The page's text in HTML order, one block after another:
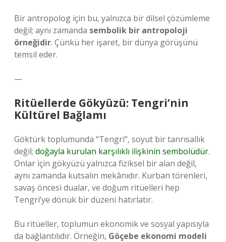
Bir antropolog için bu, yalnızca bir dilsel çözümleme
değil; aynı zamanda sembolik bir antropoloji
örneğidir. Çünkü her işaret, bir dünya görüşünü
temsil eder.
—
Ritüellerde Gökyüzü: Tengri’nin
Kültürel Bağlamı
Göktürk toplumunda “Tengri”, soyut bir tanrısallık
değil; doğayla kurulan karşılıklı ilişkinin sembolüdür.
Onlar için gökyüzü yalnızca fiziksel bir alan değil,
aynı zamanda kutsalın mekânıdır. Kurban törenleri,
savaş öncesi dualar, ve doğum ritüelleri hep
Tengri’ye dönük bir düzeni hatırlatır.
Bu ritüeller, toplumun ekonomik ve sosyal yapısıyla
da bağlantılıdır. Örneğin, Göçebe ekonomi modeli